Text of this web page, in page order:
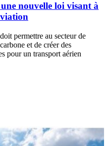
nouvelle loi visant à
permettre au secteur de
et de créer des
pour un transport aérien